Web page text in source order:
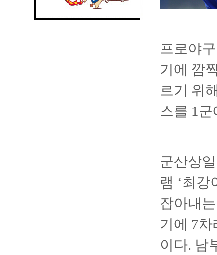
프로야
기에 깜
르기 위
스를 1
군산상
램 ‘최
잡아내
기에 7
이다. 남